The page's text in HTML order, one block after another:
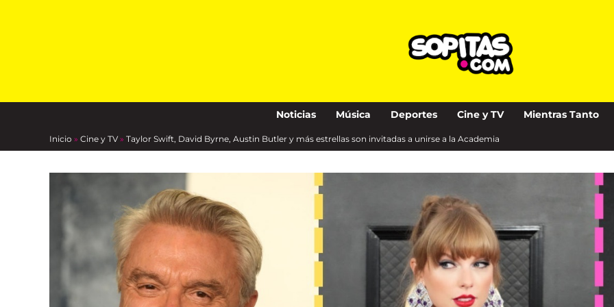
Noticias Música Deportes Cine y TV Mientras Tanto
Inicio » Cine y TV » Taylor Swift, David Byrne, Austin Butler y más estrellas son invitadas a unirse a la Academia